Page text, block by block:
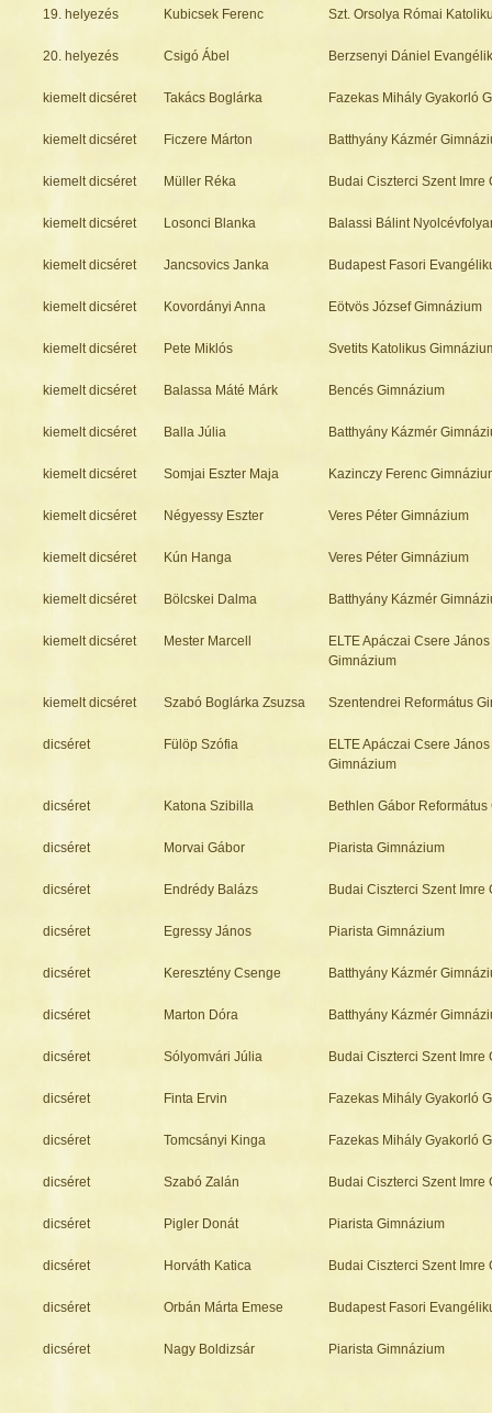
19. helyezés Kubicsek Ferenc Szt. Orsolya Római
20. helyezés Csigó Ábel Berzsenyi Dániel
kiemelt dicséret Takács Boglárka Fazekas Mihály Gyakorló
kiemelt dicséret Ficzere Márton Batthyány Kázmér
kiemelt dicséret Müller Réka Budai Ciszterci Szent Imre
kiemelt dicséret Losonci Blanka Balassi Bálint
kiemelt dicséret Jancsovics Janka Budapest Fasori
kiemelt dicséret Kovordányi Anna Eötvös József Gimnázium
kiemelt dicséret Pete Miklós Svetits Katolikus
kiemelt dicséret Balassa Máté Márk Bencés Gimnázium
kiemelt dicséret Balla Júlia Batthyány Kázmér
kiemelt dicséret Somjai Eszter Maja Kazinczy Ferenc
kiemelt dicséret Négyessy Eszter Veres Péter Gimnázium
kiemelt dicséret Kún Hanga Veres Péter Gimnázium
kiemelt dicséret Bölcskei Dalma Batthyány Kázmér
kiemelt dicséret Mester Marcell
ELTE Apáczai Csere
Gimnázium
kiemelt dicséret Szabó Boglárka Zsuzsa Szentendrei Református
dicséret Fülöp Szófia
ELTE Apáczai Csere
Gimnázium
dicséret Katona Szibilla Bethlen Gábor
dicséret Morvai Gábor Piarista Gimnázium
dicséret Endrédy Balázs Budai Ciszterci Szent Imre
dicséret Egressy János Piarista Gimnázium
dicséret Keresztény Csenge Batthyány Kázmér
dicséret Marton Dóra Batthyány Kázmér
dicséret Sólyomvári Júlia Budai Ciszterci Szent Imre
dicséret Finta Ervin Fazekas Mihály Gyakorló
dicséret Tomcsányi Kinga Fazekas Mihály Gyakorló
dicséret Szabó Zalán Budai Ciszterci Szent Imre
dicséret Pigler Donát Piarista Gimnázium
dicséret Horváth Katica Budai Ciszterci Szent Imre
dicséret Orbán Márta Emese Budapest Fasori
dicséret Nagy Boldizsár Piarista Gimnázium